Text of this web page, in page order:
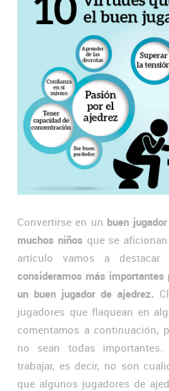
Convertirse en un buen
muchos niños que se
artículo vamos a
consideramos más
un buen jugador de ajedrez.
jugadores que flaquean en
comentamos a continuación,
no sean todas
trabajar, es decir, no son
que algunos jugadores de